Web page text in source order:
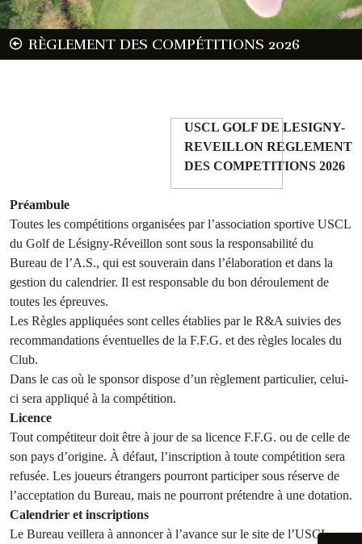
RÈGLEMENT DES COMPÉTITIONS 2026
USCL GOLF DE LESIGNY-
REVEILLON REGLEMENT
DES COMPETITIONS 2026
Préambule
Toutes les compétitions organisées par l’association sportive USCL
du Golf de Lésigny-Réveillon sont sous la responsabilité du
Bureau de l’A.S., qui est souverain dans l’élaboration et dans la
gestion du calendrier. Il est responsable du bon déroulement de
toutes les épreuves.
Les Règles appliquées sont celles établies par le R&A suivies des
recommandations éventuelles de la F.F.G. et des règles locales du
Club.
Dans le cas où le sponsor dispose d’un règlement particulier, celui-
ci sera appliqué à la compétition.
Licence
Tout compétiteur doit être à jour de sa licence F.F.G. ou de celle de
son pays d’origine. À défaut, l’inscription à toute compétition sera
refusée. Les joueurs étrangers pourront participer sous réserve de
l’acceptation du Bureau, mais ne pourront prétendre à une dotation.
Calendrier et inscriptions
Le Bureau veillera à annoncer à l’avance sur le site de l’USCL